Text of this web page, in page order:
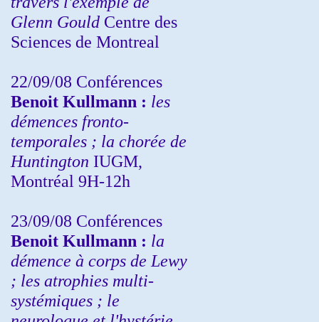
Glenn Gould Centre des
Sciences de Montreal
22/09/08 Conférences
Benoit Kullmann : les
démences fronto-
temporales ; la chorée de
Huntington IUGM,
Montréal 9H-12h
23/09/08 Conférences
Benoit Kullmann : la
démence à corps de Lewy
; les atrophies multi-
systémiques ; le